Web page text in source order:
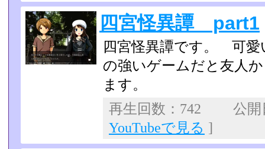
四宮怪異譚 part1
四宮怪異譚です。 可愛
の強いゲームだと友人
ます。
再生回数：742 公
YouTubeで見る ]